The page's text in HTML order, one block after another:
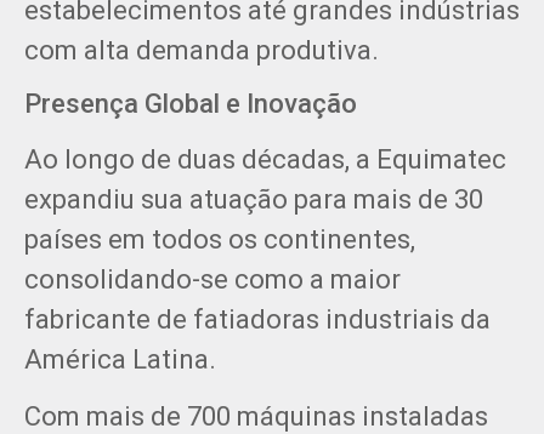
estabelecimentos até grandes indústrias
com alta demanda produtiva.
Presença Global e Inovação
Ao longo de duas décadas, a Equimatec
expandiu sua atuação para mais de 30
países em todos os continentes,
consolidando-se como a maior
fabricante de fatiadoras industriais da
América Latina.
Com mais de 700 máquinas instaladas